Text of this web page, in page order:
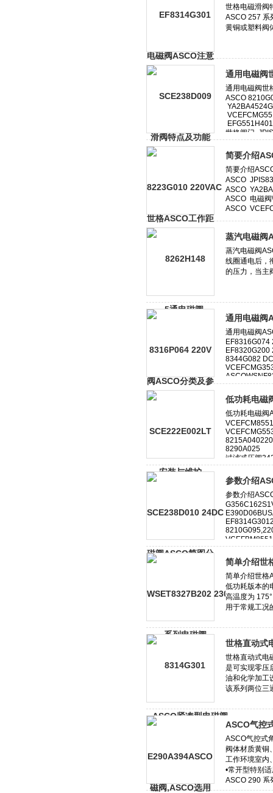
通用电磁阀
简要介绍
蒸汽电磁阀
通用电磁阀
低功耗电磁
参数介绍
简单介绍世
世格直动式
ASCO气控